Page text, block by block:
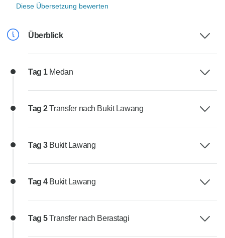
Diese Übersetzung bewerten
Überblick
Tag 1 Medan
Tag 2Transfer nach Bukit Lawang
Tag 3 Bukit Lawang
Tag 4 Bukit Lawang
Tag 5Transfer nach Berastagi